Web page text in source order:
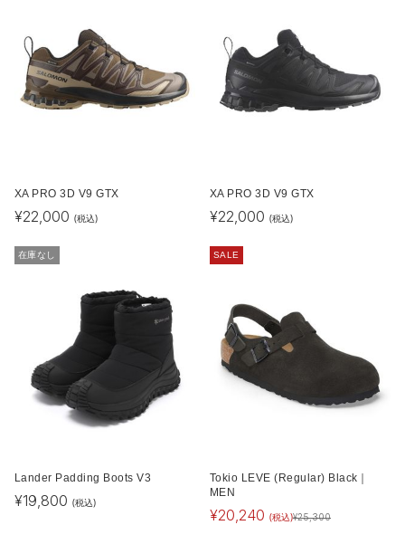
XA PRO 3D V9 GTX
¥22,000 (税込)
XA PRO 3D V9 GTX
¥22,000 (税込)
在庫なし
Lander Padding Boots V3
¥19,800 (税込)
SALE
Tokio LEVE (Regular) Black｜
MEN
¥20,240 (税込)¥25,300